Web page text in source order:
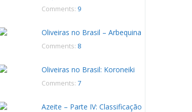
Comments: 9
Oliveiras no Brasil – Arbequina
Comments: 8
Oliveiras no Brasil: Koroneiki
Comments: 7
Azeite – Parte IV: Classificação